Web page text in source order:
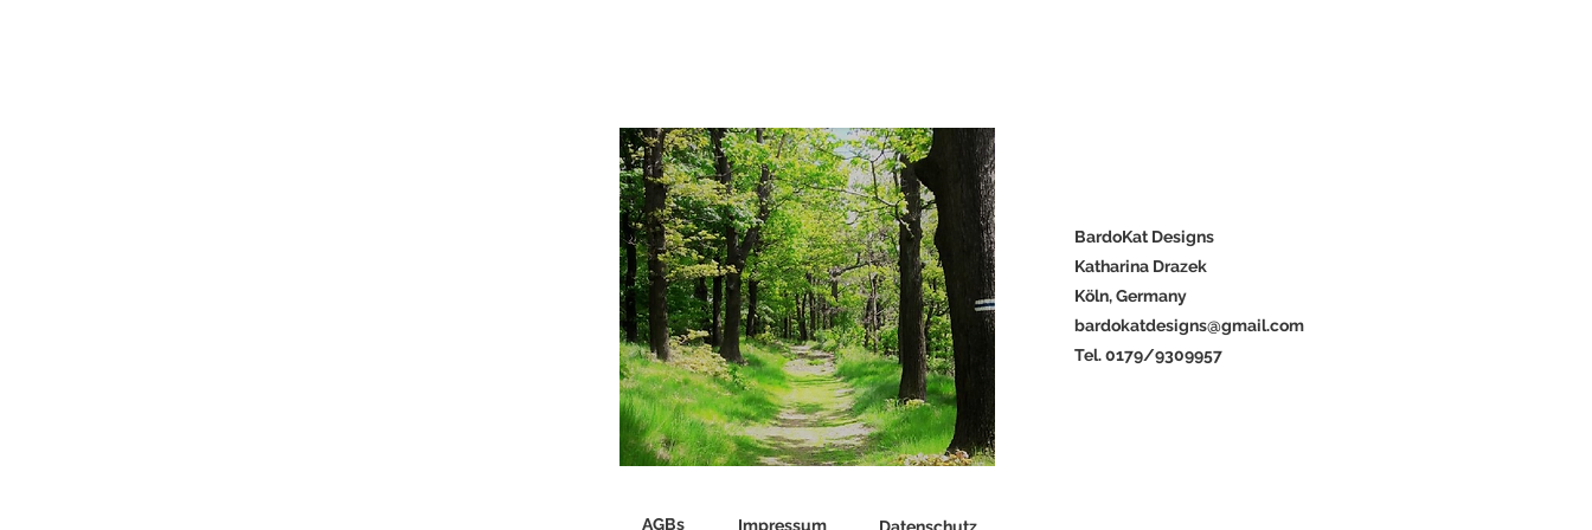
♡ Das ist BARDO ♡
BardoKat Designs
Katharina Drazek
Köln, Germany
bardokatdesigns@gmail.com
Tel. 0179/9309957
AGBs Impressum